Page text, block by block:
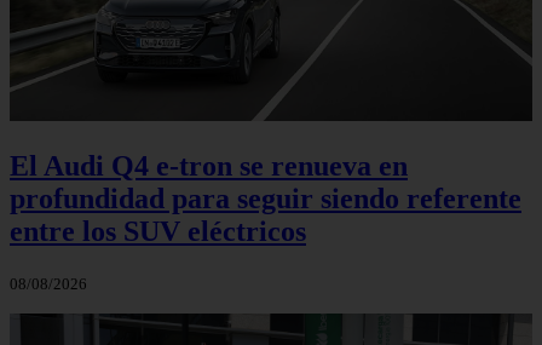
El Audi Q4 e-tron se renueva en
profundidad para seguir siendo referente
entre los SUV eléctricos
08/08/2026